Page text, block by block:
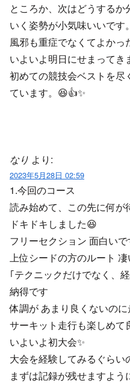
ところか、次はどうする
いく姿勢が小気味いいです
風邪も重症でなくてよかっ
いよいよ明日にせまってき
初めての競技会ベストを尽
ています。😆👍️✨
なり より:
2023年5月28日 02:59
1.今回のコース
読み始めて、この先に何が
ドキドキしました😆
フリーセクション 面白いで
上位シードの方のルート 凄
｢テクニックだけでなく、
納得です
体調が あまり良くないの
サーキット走行も楽しめて
いよいよ初大会✨
大会を経験してみるぐらい
まずは記録が残せますよう